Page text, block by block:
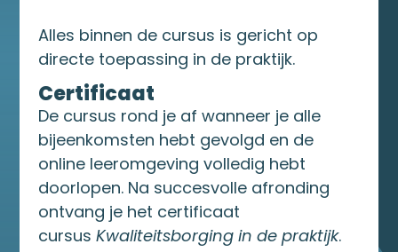
Alles binnen de cursus is gericht op
directe toepassing in de praktijk.
Certificaat
De cursus rond je af wanneer je alle
bijeenkomsten hebt gevolgd en de
online leeromgeving volledig hebt
doorlopen. Na succesvolle afronding
ontvang je het certificaat
cursus Kwaliteitsborging in de praktijk.